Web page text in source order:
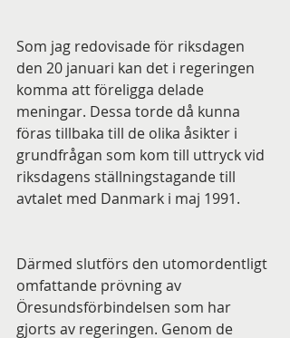
Som jag redovisade för riksdagen
den 20 januari kan det i regeringen
komma att föreligga delade
meningar. Dessa torde då kunna
föras tillbaka till de olika åsikter i
grundfrågan som kom till uttryck vid
riksdagens ställningstagande till
avtalet med Danmark i maj 1991.
Därmed slutförs den utomordentligt
omfattande prövning av
Öresundsförbindelsen som har
gjorts av regeringen. Genom de